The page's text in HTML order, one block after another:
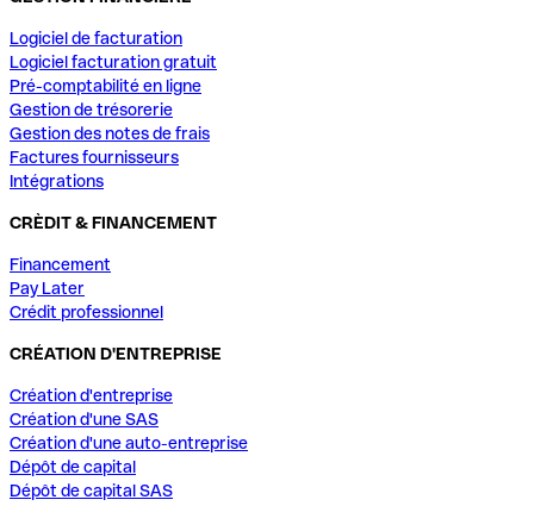
Logiciel de facturation
Logiciel facturation gratuit
Pré-comptabilité en ligne
Gestion de trésorerie
Gestion des notes de frais
Factures fournisseurs
Intégrations
CRÈDIT & FINANCEMENT
Financement
Pay Later
Crédit professionnel
CRÉATION D'ENTREPRISE
Création d'entreprise
Création d'une SAS
Création d'une auto-entreprise
Dépôt de capital
Dépôt de capital SAS